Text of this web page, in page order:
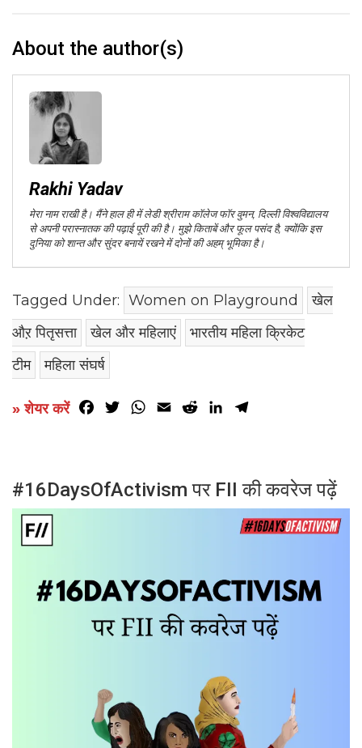
About the author(s)
Rakhi Yadav
मेरा नाम राखी है। मैंने हाल ही में लेडी श्रीराम कॉलेज फॉर वुमन, दिल्ली विश्वविद्यालय
से अपनी परास्नातक की पढ़ाई पूरी की है। मुझे किताबें और फूल पसंद है, क्योंकि इस
दुनिया को शान्त और सुंदर बनायें रखने में दोनों की अहम् भूमिका है।
Tagged Under: Women on Playground
खेल
औऱ पितृसत्ता
खेल और महिलाएं
भारतीय महिला क्रिकेट
टीम
महिला संघर्ष
» शेयर करें Facebook
TwitterWhatsApp
Email RedditLinkedIn
#16DaysOfActivism पर FII की कवरेज पढ़ें